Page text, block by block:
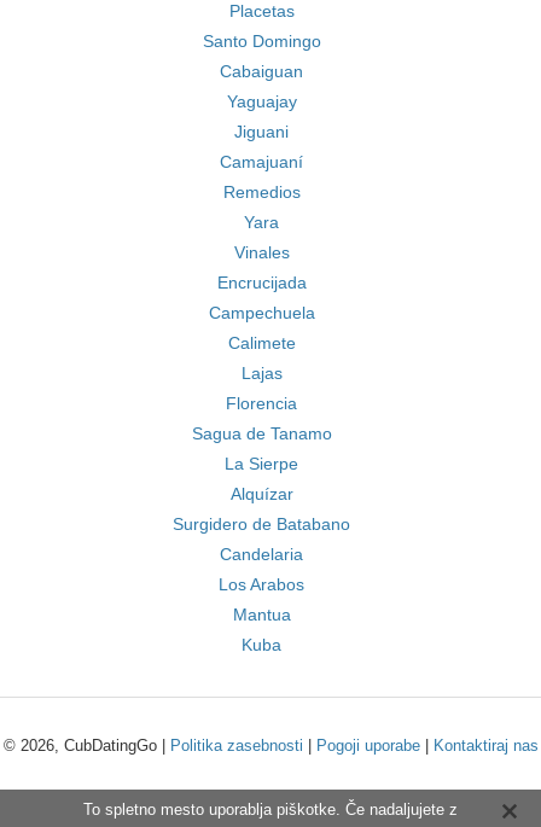
Placetas
Santo Domingo
Cabaiguan
Yaguajay
Jiguani
Camajuaní
Remedios
Yara
Vinales
Encrucijada
Campechuela
Calimete
Lajas
Florencia
Sagua de Tanamo
La Sierpe
Alquízar
Surgidero de Batabano
Candelaria
Los Arabos
Mantua
Kuba
© 2026, CubDatingGo | Politika zasebnosti Pogoji uporabe| Kontaktiraj nas
To spletno mesto uporablja piškotke. Če nadaljujete z